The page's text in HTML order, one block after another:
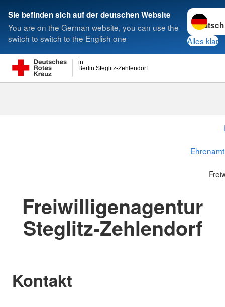
Sie befinden sich auf der deutschen Website
You are on the German website, you can use the
switch to switch to the English one
Sprache
Alles klar
Berlin Steglitz-Zehlendorf
in
Suche
Freiwilligenagentur
Steglitz-Zehlendorf
Kontakt